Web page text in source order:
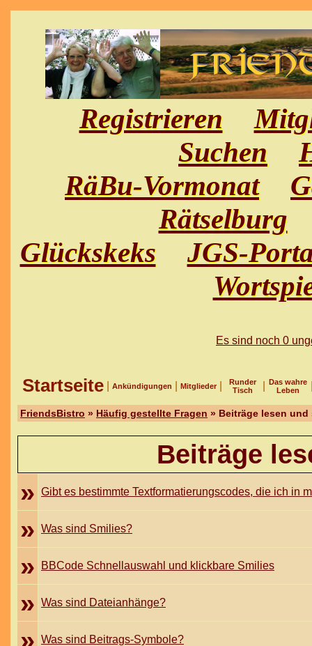
Registrieren
Suchen
RäBu-Vormonat
Rätselburg
Glückskeks
JGS-
Es sind noch 0
Startseite Ankündigungen Mitglieder
Runder
Tisch
Das wahre
Leben
FriendsBistro » Häufig gestellte Fragen » Beiträge lesen und
Beiträge
» Gibt es bestimmte Textformatierungscodes, die ich in
» Was sind Smilies?
» BBCode Schnellauswahl und klickbare Smilies
» Was sind Dateianhänge?
» Was sind Beitrags-Symbole?